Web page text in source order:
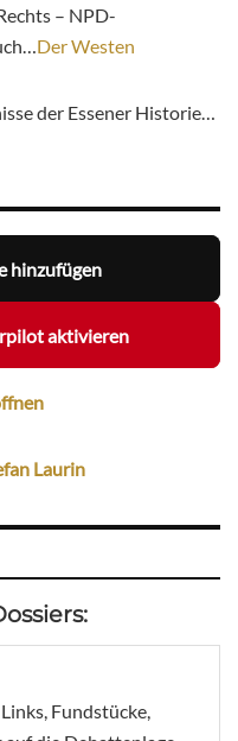
– NPD-
Der Westen
der Essener Historie…
hinzufügen
aktivieren
Laurin
Fundstücke,